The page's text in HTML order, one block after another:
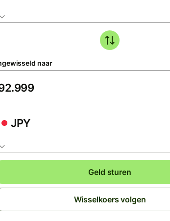
naar
JPY
Geld sturen
Wisselkoers volgen